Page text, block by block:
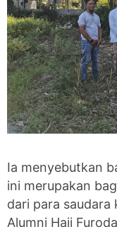
Ia menyebutkan
ini merupakan
dari para
Alumni Haji